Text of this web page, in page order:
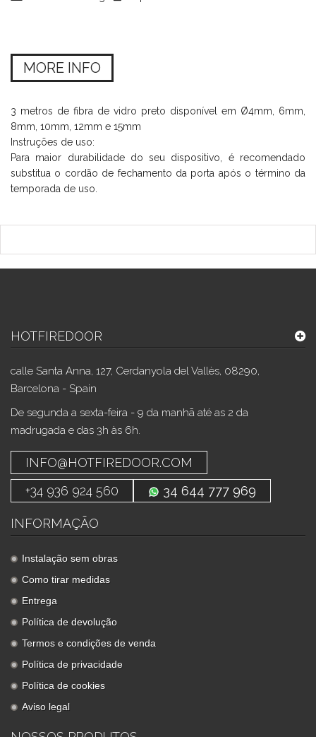
MORE INFO
3 metros de fibra de vidro preto disponível em Ø4mm, 6mm,
8mm, 10mm, 12mm e 15mm
Instruções de uso:
Para maior durabilidade do seu dispositivo, é recomendado
substitua o cordão de fechamento da porta após o término da
temporada de uso.
HOTFIREDOOR
calle Santa Anna, 127, Cerdanyola del Vallès, 08290,
Barcelona - Spain
De segunda a sexta-feira - 9 da manhã até as 2 da
madrugada e das 3h às 6h.
INFO@HOTFIREDOOR.COM
+34 936 924 560
34 644 777 969
INFORMAÇÃO
Instalação sem obras
Como tirar medidas
Entrega
Política de devolução
Termos e condições de venda
Política de privacidade
Política de cookies
Aviso legal